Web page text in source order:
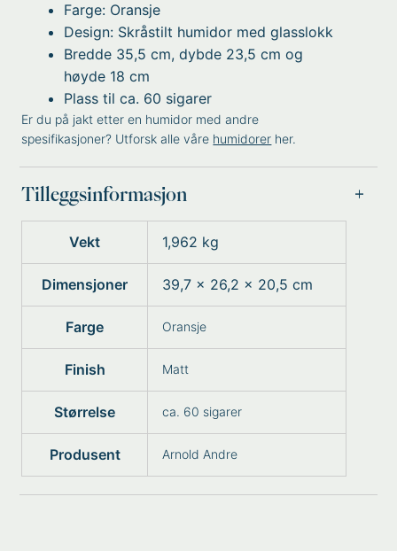
Farge: Oransje
Design: Skråstilt humidor med glasslokk
Bredde 35,5 cm, dybde 23,5 cm og
høyde 18 cm
Plass til ca. 60 sigarer
Er du på jakt etter en humidor med andre
spesifikasjoner? Utforsk alle våre humidorer her.
Tilleggsinformasjon
Vekt 1,962 kg
Dimensjoner 39,7 × 26,2 × 20,5 cm
Farge Oransje
Finish Matt
Størrelse ca. 60 sigarer
Produsent Arnold Andre